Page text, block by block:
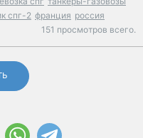
спг-2 франция россия
151 просмотров всего.